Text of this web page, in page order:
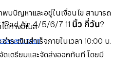
พบปัญหาและอยู่ในเงื่อนไข สามารถ
ด้ทางอีเมลAir 4/5/6/7 11 นิ้ว กี่วัน?
ระเงินสำเร็จภายในเวลา 10:00 น.
เตรียมและจัดส่งออกทันที โดยมี